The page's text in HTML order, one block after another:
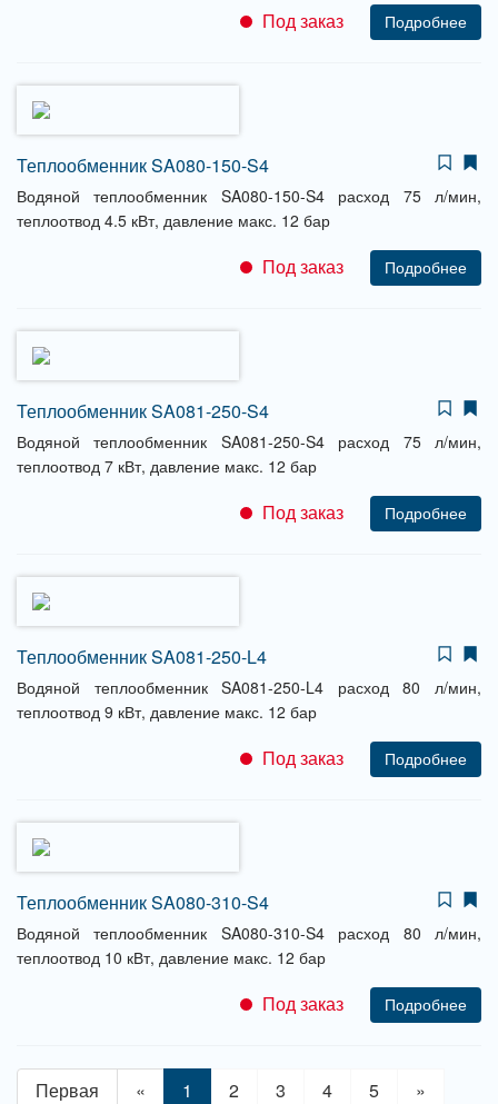
Под заказ Подробнее
Теплообменник SA080-150-S4
Водяной теплообменник SA080-150-S4 расход 75 л/мин,
теплоотвод 4.5 кВт, давление макс. 12 бар
Под заказ Подробнее
Теплообменник SA081-250-S4
Водяной теплообменник SA081-250-S4 расход 75 л/мин,
теплоотвод 7 кВт, давление макс. 12 бар
Под заказ Подробнее
Теплообменник SA081-250-L4
Водяной теплообменник SA081-250-L4 расход 80 л/мин,
теплоотвод 9 кВт, давление макс. 12 бар
Под заказ Подробнее
Теплообменник SA080-310-S4
Водяной теплообменник SA080-310-S4 расход 80 л/мин,
теплоотвод 10 кВт, давление макс. 12 бар
Под заказ Подробнее
Первая « 1 2 3 4 5
»